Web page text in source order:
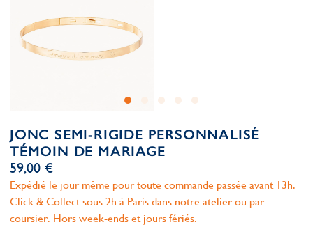
JONC SEMI-RIGIDE PERSONNALISÉ
TÉMOIN DE MARIAGE
59,00 €
Expédié le jour même pour toute commande passée avant 13h.
Click & Collect sous 2h à Paris dans notre atelier ou par
coursier. Hors week-ends et jours fériés.